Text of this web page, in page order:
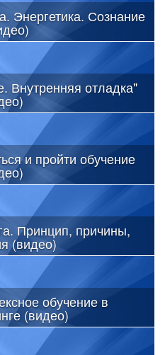
Энергетика. Сознание
Внутренняя отладка"
и пройти обучение
Принцип, причины,
(видео)
обучение в
(видео)